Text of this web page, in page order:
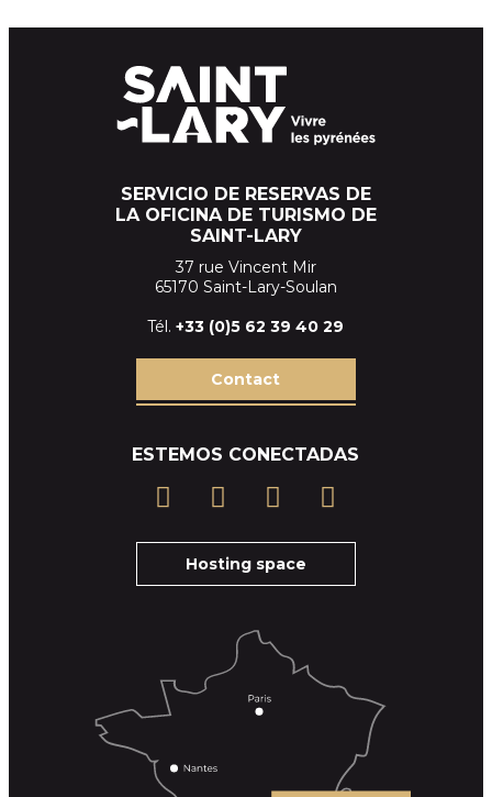
SERVICIO DE RESERVAS DE
LA OFICINA DE TURISMO DE
SAINT-LARY
37 rue Vincent Mir
65170 Saint-Lary-Soulan
Tél.+33 (0)5 62 3940 29
Contact
ESTEMOS CONECTADAS
Hosting space